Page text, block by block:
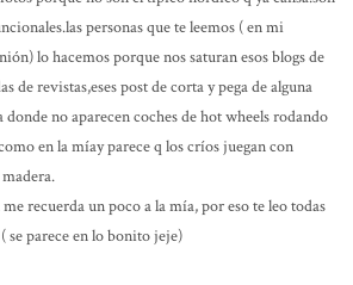
personas que te leemos ( en mi
lo hacemos porque nos saturan esos blogs de
de revistas,eses post de corta y pega de alguna
donde no aparecen coches de hot wheels rodando
en la míay parece q los críos juegan con
recuerda un poco a la mía, por eso te leo todas
se parece en lo bonito jeje)